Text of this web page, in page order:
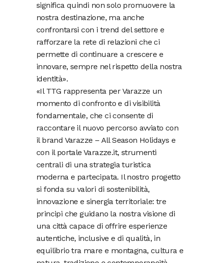
significa quindi non solo promuovere la
nostra destinazione, ma anche
confrontarsi con i trend del settore e
rafforzare la rete di relazioni che ci
permette di continuare a crescere e
innovare, sempre nel rispetto della nostra
identità».
«Il TTG rappresenta per Varazze un
momento di confronto e di visibilità
fondamentale, che ci consente di
raccontare il nuovo percorso avviato con
il brand Varazze – All Season Holidays e
con il portale Varazze.it, strumenti
centrali di una strategia turistica
moderna e partecipata. Il nostro progetto
si fonda su valori di sostenibilità,
innovazione e sinergia territoriale: tre
principi che guidano la nostra visione di
una città capace di offrire esperienze
autentiche, inclusive e di qualità, in
equilibrio tra mare e montagna, cultura e